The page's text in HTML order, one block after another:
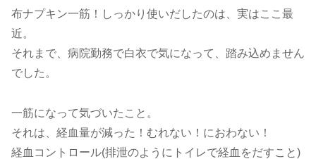
布ナプキン一筋！しっかり使いだしたのは、実はここ最
近。
それまで、病院勤務で白衣で気になって、踏み込めません
でした。
一筋になって気づいたこと。
それは、経血量が減った！むれない！におわない！
経血コントロール(排泄のようにトイレで経血をだすこと)